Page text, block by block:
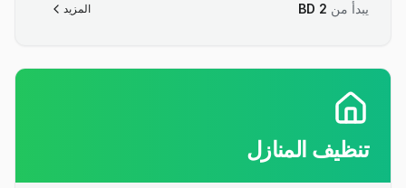
يبدأ من BD 2 المزيد
تنظيف المنازل